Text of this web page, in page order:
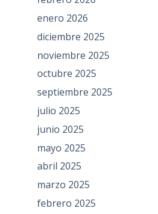
enero 2026
diciembre 2025
noviembre 2025
octubre 2025
septiembre 2025
julio 2025
junio 2025
mayo 2025
abril 2025
marzo 2025
febrero 2025